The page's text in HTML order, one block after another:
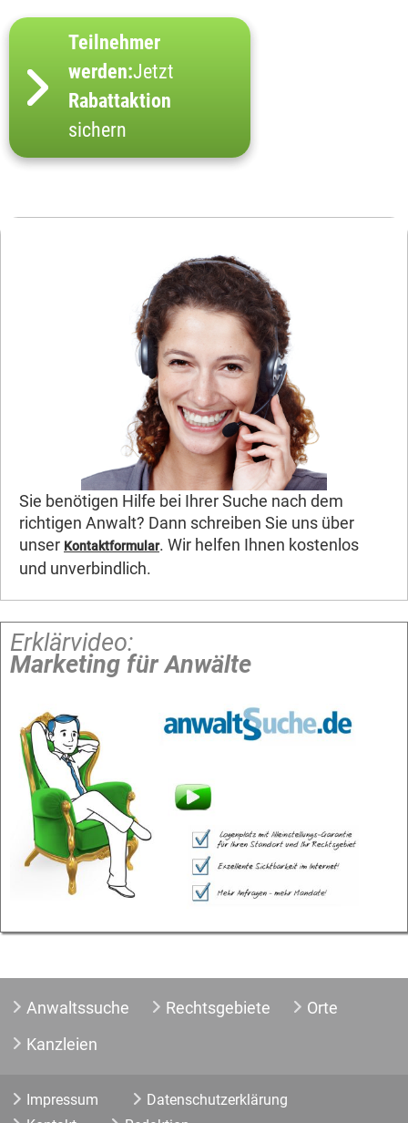
Teilnehmer
werden:Jetzt
Rabattaktion
sichern
Sie benötigen Hilfe bei Ihrer Suche nach dem
richtigen Anwalt? Dann schreiben Sie uns über
unser Kontaktformular. Wir helfen Ihnen kostenlos
und unverbindlich.
Erklärvideo:
Marketing für Anwälte
Anwaltssuche Rechtsgebiete
Orte
Kanzleien
Impressum
Datenschutzerklärung